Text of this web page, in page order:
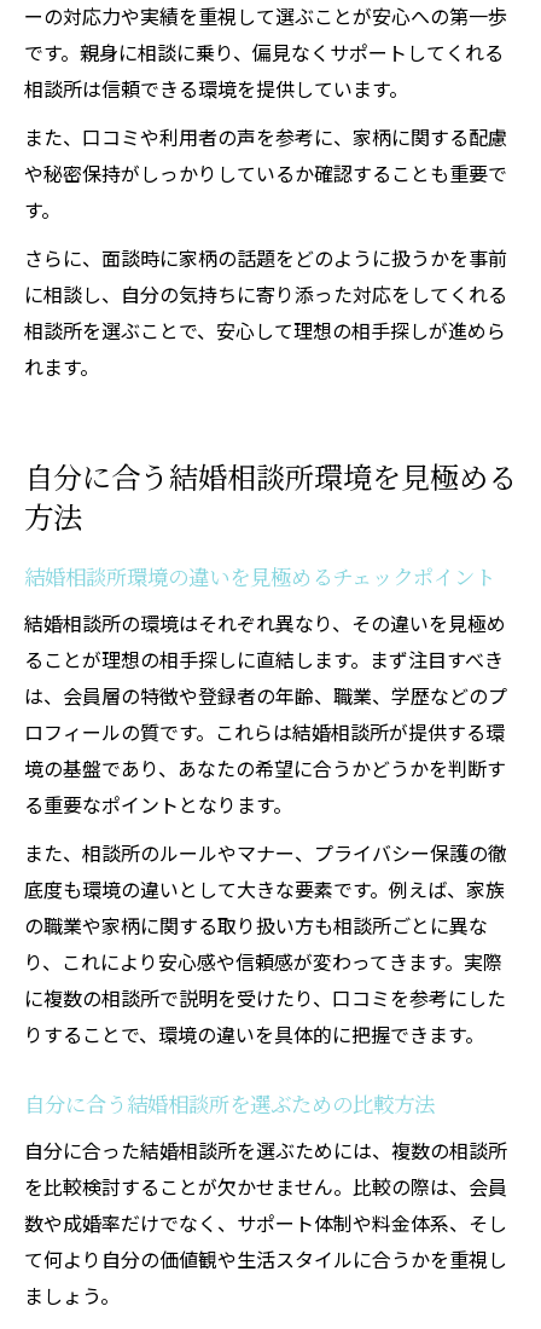
ーの対応力や実績を重視して選ぶことが安心への第一歩
です。親身に相談に乗り、偏見なくサポートしてくれる
相談所は信頼できる環境を提供しています。
また、口コミや利用者の声を参考に、家柄に関する配慮
や秘密保持がしっかりしているか確認することも重要で
す。
さらに、面談時に家柄の話題をどのように扱うかを事前
に相談し、自分の気持ちに寄り添った対応をしてくれる
相談所を選ぶことで、安心して理想の相手探しが進めら
れます。
自分に合う結婚相談所環境を見極める
方法
結婚相談所環境の違いを見極めるチェックポイント
結婚相談所の環境はそれぞれ異なり、その違いを見極め
ることが理想の相手探しに直結します。まず注目すべき
は、会員層の特徴や登録者の年齢、職業、学歴などのプ
ロフィールの質です。これらは結婚相談所が提供する環
境の基盤であり、あなたの希望に合うかどうかを判断す
る重要なポイントとなります。
また、相談所のルールやマナー、プライバシー保護の徹
底度も環境の違いとして大きな要素です。例えば、家族
の職業や家柄に関する取り扱い方も相談所ごとに異な
り、これにより安心感や信頼感が変わってきます。実際
に複数の相談所で説明を受けたり、口コミを参考にした
りすることで、環境の違いを具体的に把握できます。
自分に合う結婚相談所を選ぶための比較方法
自分に合った結婚相談所を選ぶためには、複数の相談所
を比較検討することが欠かせません。比較の際は、会員
数や成婚率だけでなく、サポート体制や料金体系、そし
て何より自分の価値観や生活スタイルに合うかを重視し
ましょう。